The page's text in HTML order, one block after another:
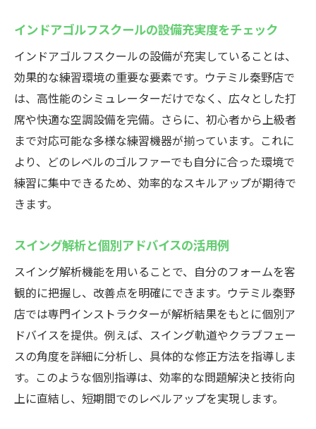
インドアゴルフスクールの設備充実度をチェック
インドアゴルフスクールの設備が充実していることは、
効果的な練習環境の重要な要素です。ウテミル秦野店で
は、高性能のシミュレーターだけでなく、広々とした打
席や快適な空調設備を完備。さらに、初心者から上級者
まで対応可能な多様な練習機器が揃っています。これに
より、どのレベルのゴルファーでも自分に合った環境で
練習に集中できるため、効率的なスキルアップが期待で
きます。
スイング解析と個別アドバイスの活用例
スイング解析機能を用いることで、自分のフォームを客
観的に把握し、改善点を明確にできます。ウテミル秦野
店では専門インストラクターが解析結果をもとに個別ア
ドバイスを提供。例えば、スイング軌道やクラブフェー
スの角度を詳細に分析し、具体的な修正方法を指導しま
す。このような個別指導は、効率的な問題解決と技術向
上に直結し、短期間でのレベルアップを実現します。